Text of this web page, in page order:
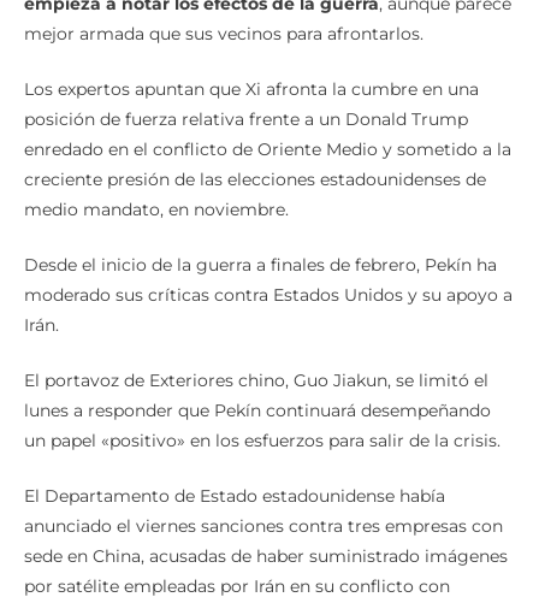
mejor armada que sus vecinos para afrontarlos.
Los expertos apuntan que Xi afronta la cumbre en una
posición de fuerza relativa frente a un Donald Trump
enredado en el conflicto de Oriente Medio y sometido a la
creciente presión de las elecciones estadounidenses de
medio mandato, en noviembre.
Desde el inicio de la guerra a finales de febrero, Pekín ha
moderado sus críticas contra Estados Unidos y su apoyo a
Irán.
El portavoz de Exteriores chino, Guo Jiakun, se limitó el
lunes a responder que Pekín continuará desempeñando
un papel «positivo» en los esfuerzos para salir de la crisis.
El Departamento de Estado estadounidense había
anunciado el viernes sanciones contra tres empresas con
sede en China, acusadas de haber suministrado imágenes
por satélite empleadas por Irán en su conflicto con